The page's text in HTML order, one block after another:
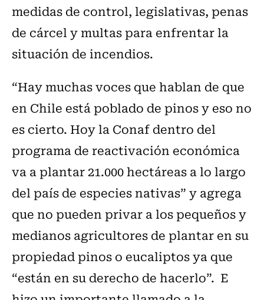
medidas de control, legislativas, penas
de cárcel y multas para enfrentar la
situación de incendios.
“Hay muchas voces que hablan de que
en Chile está poblado de pinos y eso no
es cierto. Hoy la Conaf dentro del
programa de reactivación económica
va a plantar 21.000 hectáreas a lo largo
del país de especies nativas” y agrega
que no pueden privar a los pequeños y
medianos agricultores de plantar en su
propiedad pinos o eucaliptos ya que
“están en su derecho de hacerlo”. E